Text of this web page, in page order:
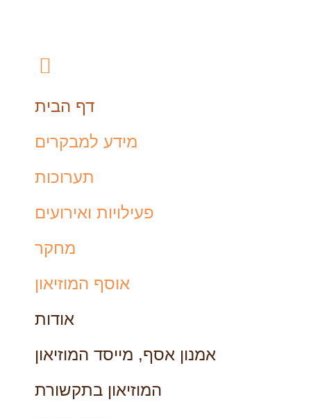
דף הבית
מידע למבקרים
תערוכות
פעילויות ואירועים
מחקר
אוסף המוזיאון
אודות
אמנון אסף, מייסד המוזיאון
המוזיאון בתקשורת